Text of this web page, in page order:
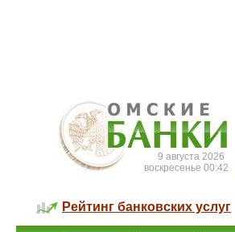
9 августа 2026
воскресенье 00:42
Рейтинг банковских услуг